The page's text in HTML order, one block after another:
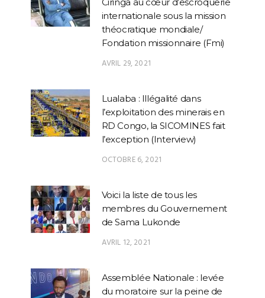
internationale sous la mission
théocratique mondiale/
Fondation missionnaire (Fmi)
AVRIL 29, 2021
Lualaba : Illégalité dans
l’exploitation des minerais en
RD Congo, la SICOMINES fait
l’exception (Interview)
OCTOBRE 6, 2021
Voici la liste de tous les
membres du Gouvernement
de Sama Lukonde
AVRIL 12, 2021
Assemblée Nationale : levée
du moratoire sur la peine de